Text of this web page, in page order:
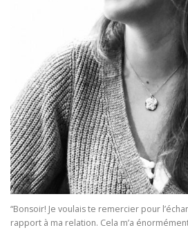
“Bonsoir! Je voulais te remercier pour
rapport à ma relation. Cela m’a